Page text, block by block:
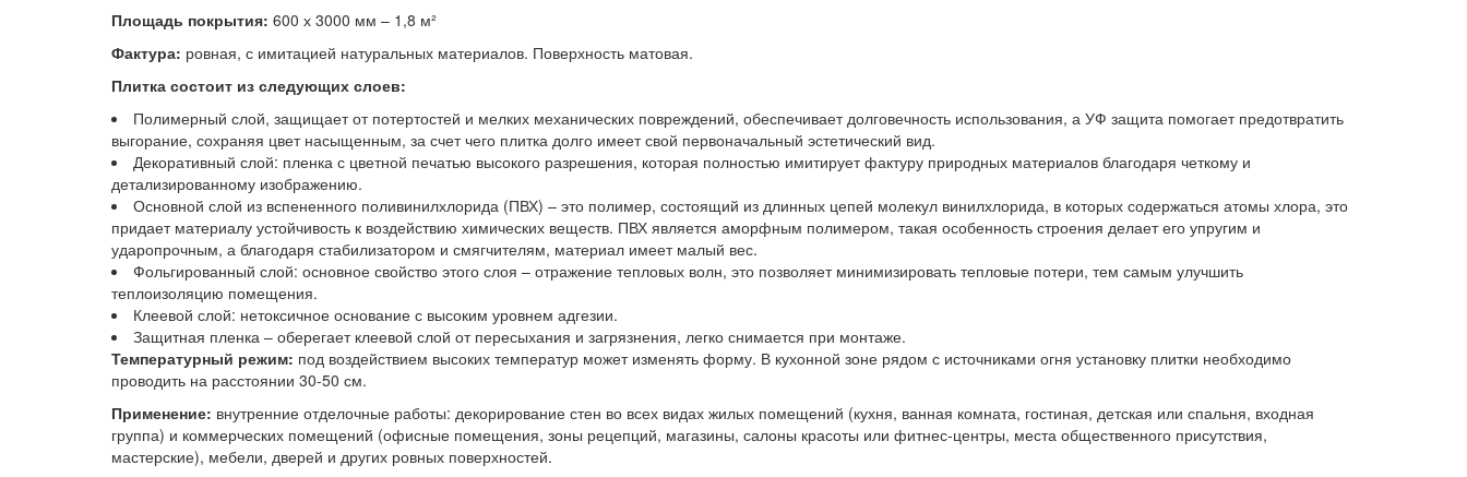
Площадь покрытия: 600 х 3000 мм – 1,8 м²
Фактура: ровная, с имитацией натуральных материалов. Поверхность матовая.
Плитка состоит из следующих слоев:
Полимерный слой, защищает от потертостей и мелких механических повреждений, обеспечивает долговечность использования, а УФ защита помогает предотвратить
выгорание, сохраняя цвет насыщенным, за счет чего плитка долго имеет свой первоначальный эстетический вид.
Декоративный слой: пленка с цветной печатью высокого разрешения, которая полностью имитирует фактуру природных материалов благодаря четкому и
детализированному изображению.
Основной слой из вспененного поливинилхлорида (ПВХ) – это полимер, состоящий из длинных цепей молекул винилхлорида, в которых содержаться атомы хлора, это
придает материалу устойчивость к воздействию химических веществ. ПВХ является аморфным полимером, такая особенность строения делает его упругим и
ударопрочным, а благодаря стабилизатором и смягчителям, материал имеет малый вес.
Фольгированный слой: основное свойство этого слоя – отражение тепловых волн, это позволяет минимизировать тепловые потери, тем самым улучшить
теплоизоляцию помещения.
Клеевой слой: нетоксичное основание с высоким уровнем адгезии.
Защитная пленка – оберегает клеевой слой от пересыхания и загрязнения, легко снимается при монтаже.
Температурный режим: под воздействием высоких температур может изменять форму. В кухонной зоне рядом с источниками огня установку плитки необходимо
проводить на расстоянии 30-50 см.
Применение: внутренние отделочные работы: декорирование стен во всех видах жилых помещений (кухня, ванная комната, гостиная, детская или спальня, входная
группа) и коммерческих помещений (офисные помещения, зоны рецепций, магазины, салоны красоты или фитнес-центры, места общественного присутствия,
мастерские), мебели, дверей и других ровных поверхностей.